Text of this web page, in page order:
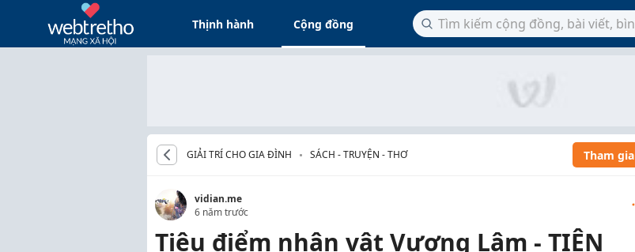
Thịnh hành Cộng đồng
GIẢI TRÍ CHO GIA ĐÌNH SÁCH - TRUYỆN - THƠ Tham gia
vidian.me
6 năm trước
Tiêu điểm nhân vật Vương Lâm - TIÊN